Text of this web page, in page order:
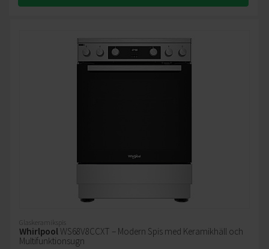
Glaskeramikspis
WhirlpoolWS68V8CCXT – Modern Spis med Keramikhäll och
Multifunktionsugn